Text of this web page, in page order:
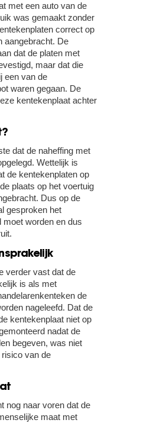
met een auto van de
was gemaakt zonder
correct op
aangebracht. De
dat de platen met
maar dat die
een van de
waren gegaan. De
kentekenplaat achter
dat de naheffing met
Wettelijk is
de kentekenplaten op
plaats op het voertuig
Dus op de
gesproken het
moet worden en dus
verder vast dat de
is als met
de
nageleefd. Dat de
kentekenplaat niet op
nadat de
begeven, was niet
van de
nog naar voren dat de
maat met